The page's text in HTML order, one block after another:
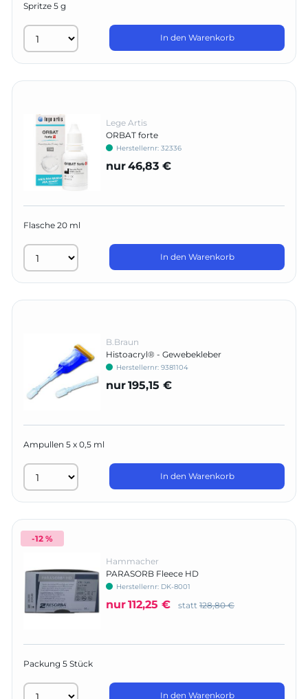
Spritze 5 g
In den Warenkorb
Lege Artis
ORBAT forte
Herstellernr: 32336
nur46,83 €
Flasche 20 ml
In den Warenkorb
B.Braun
Histoacryl® - Gewebekleber
Herstellernr: 9381104
nur195,15 €
Ampullen 5 x 0,5 ml
In den Warenkorb
-12 %
Hammacher
PARASORB Fleece HD
Herstellernr: DK-8001
nur112,25 € statt 128,80 €
Packung 5 Stück
In den Warenkorb